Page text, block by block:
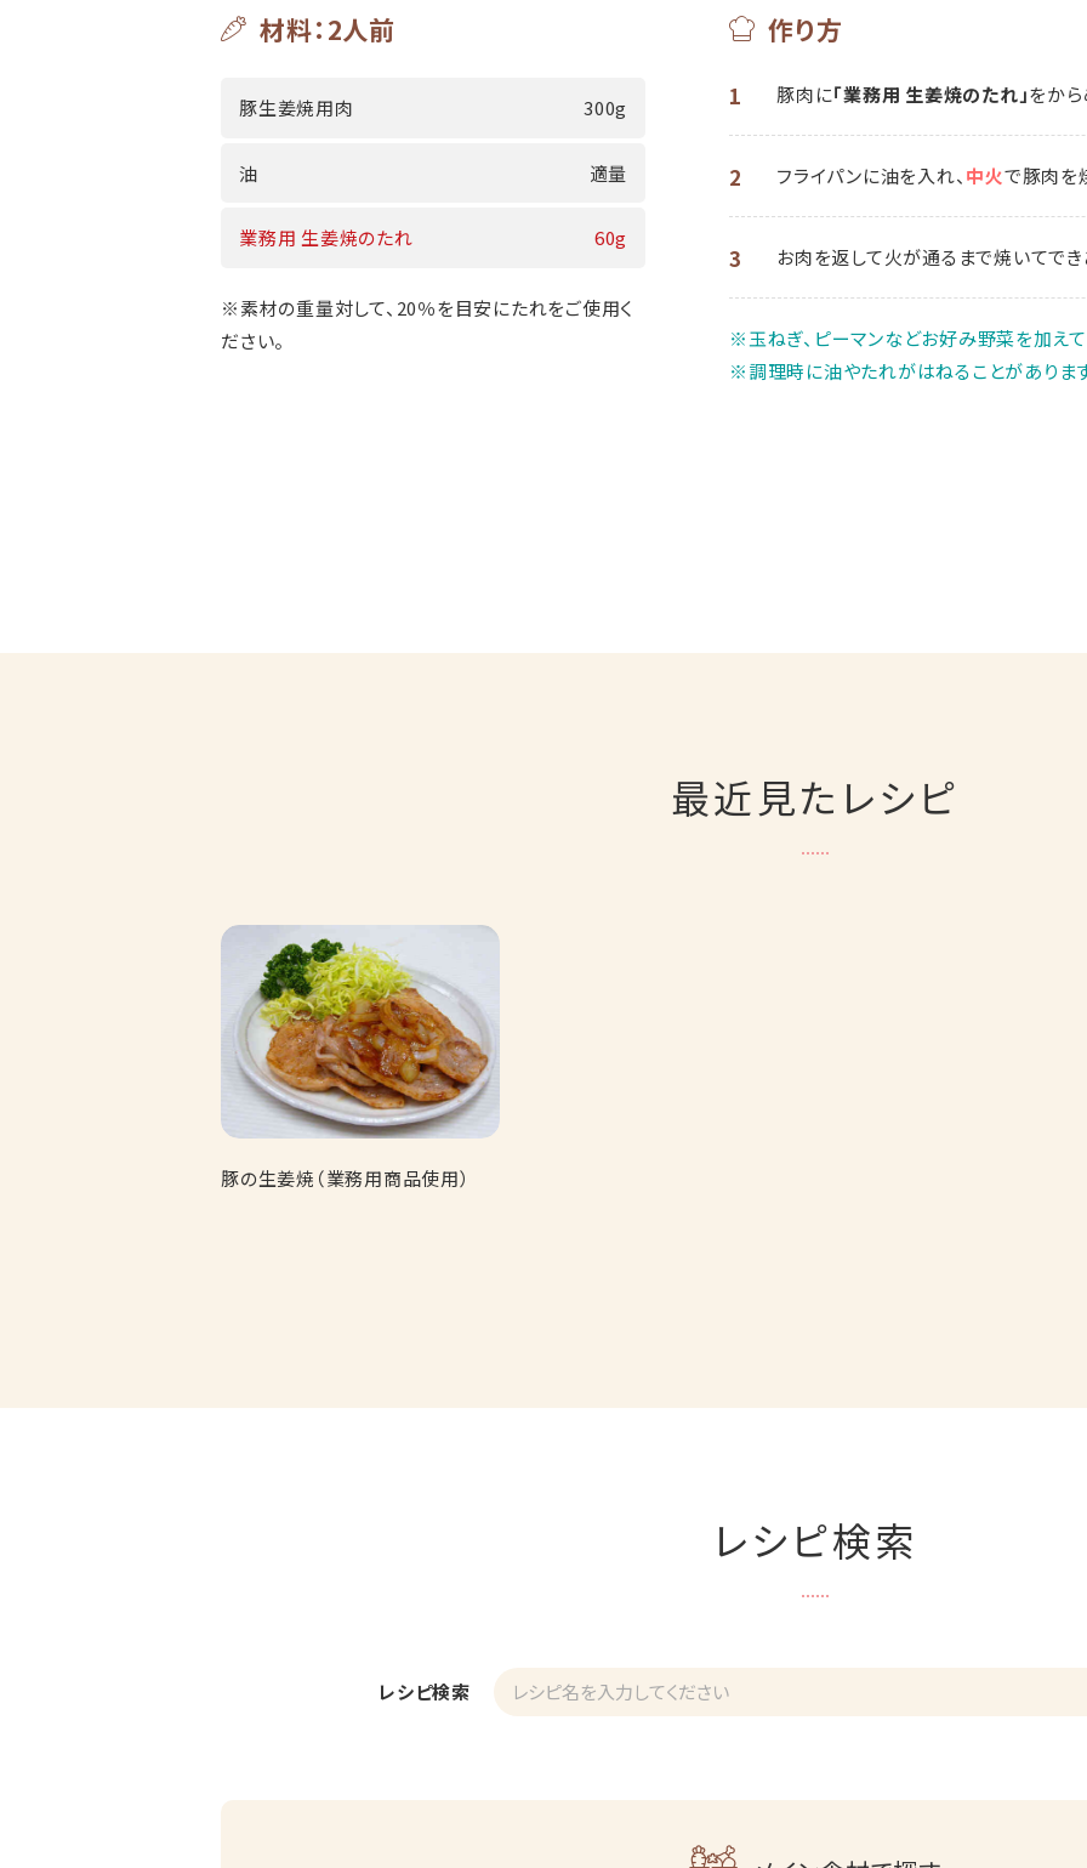
材料：2人前
豚生姜焼用肉 300g
油 適量
業務用 生姜焼のたれ 60g
※素材の重量対して、20％を目安にたれをご使用く
ださい。
作り方
1 豚肉に「業務用 生姜焼のたれ」をから
2 フライパンに油を入れ、 中火で豚肉を
3 お肉を返して火が通るまで焼いてでき
※玉ねぎ、ピーマンなどお好み野菜を加えて
※調理時に油やたれがはねることがありま
最近見たレシピ
豚の生姜焼（業務用商品使用）
レシピ検索
レシピ検索